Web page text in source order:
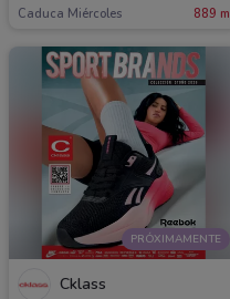
Caduca Miércoles 889 m
PRÓXIMAMENTE
Cklass